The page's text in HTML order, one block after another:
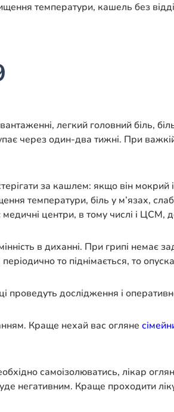
температури, кашель без
легкий головний біль,
через один-два тижні. При
за кашлем: якщо він
температури, біль у м’язах,
центри, в тому числі і ЦСМ,
в диханні. При грипі
то піднімається, то
дослідження і
Краще нехай вас огляне
самоізолюватись, лікар
негативним. Краще проходити